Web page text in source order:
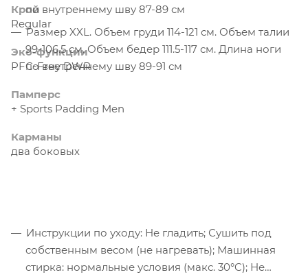
по внутреннему шву 87-89 см
Размер XXL. Объем груди 114-121 см. Объем талии
99-106.5 см. Объем бедер 111.5-117 см. Длина ноги
по внутреннему шву 89-91 см
Крой
Regular
Эко-функции
PFC-Free DWR
Памперс
+ Sports Padding Men
Карманы
два боковых
Инструкции по уходу: Не гладить; Сушить под
собственным весом (не нагревать); Машинная
стирка: нормальные условия (макс. 30°C); Не